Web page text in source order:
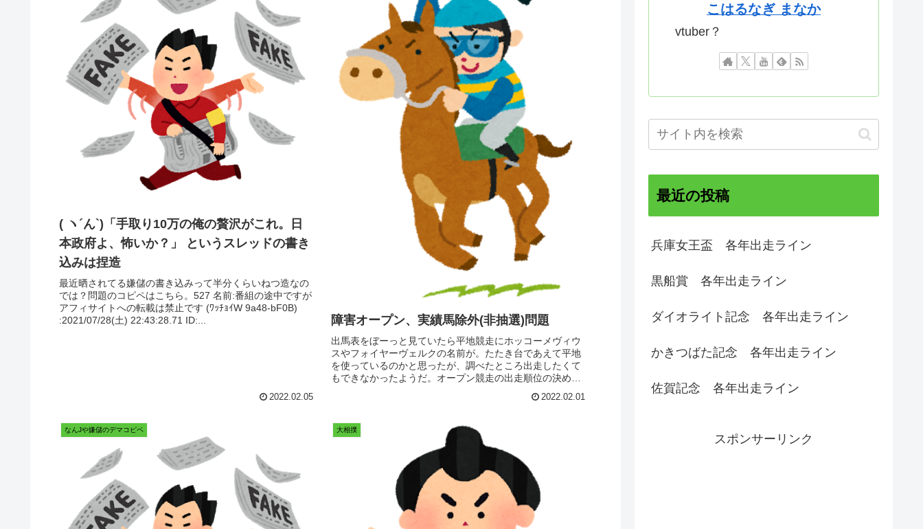
( ヽ´ん`)「手取り10万の俺の贅沢がこれ。日
本政府よ、怖いか？」 というスレッドの書き
込みは捏造
最近晒されてる嫌儲の書き込みって半分くらいねつ造なの
では？問題のコピペはこちら。527 名前:番組の途中ですが
アフィサイトへの転載は禁止です (ﾜｯﾁｮｲW 9a48-bF0B)
:2021/07/28(土) 22:43:28.71 ID:...
2022.02.05
障害オープン、実績馬除外(非抽選)問題
出馬表をぼーっと見ていたら平地競走にホッコーメヴィウ
スやフォイヤーヴェルクの名前が。たたき台であえて平地
を使っているのかと思ったが、調べたところ出走したくて
もできなかったようだ。オープン競走の出走順位の決め方
2022.02.01
なんJや嫌儲のデマコピペ 大相撲
こはるなぎ まなか
vtuber？
最近の投稿
兵庫女王盃 各年出走ライン
黒船賞 各年出走ライン
ダイオライト記念 各年出走ライン
かきつばた記念 各年出走ライン
佐賀記念 各年出走ライン
スポンサーリンク